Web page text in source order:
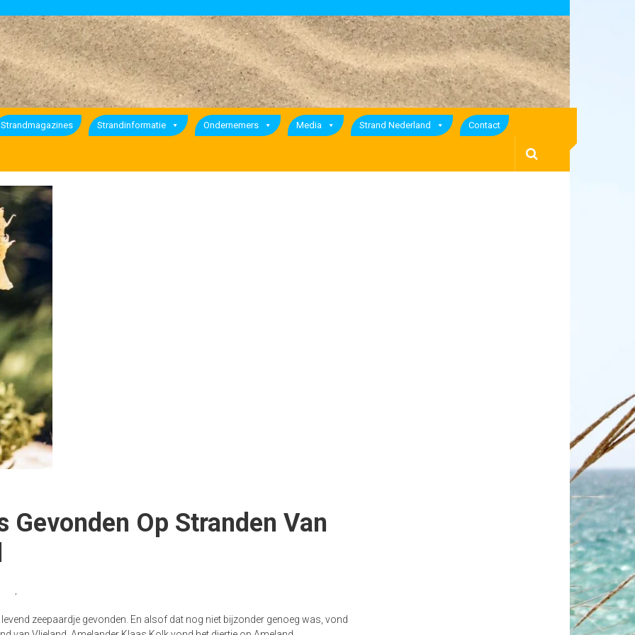
Strandmagazines Strandinformatie Ondernemers Media Strand Nederland Contact
Gevonden Op Stranden Van
,
zeepaardje gevonden. En alsof dat nog niet bijzonder genoeg was, vond